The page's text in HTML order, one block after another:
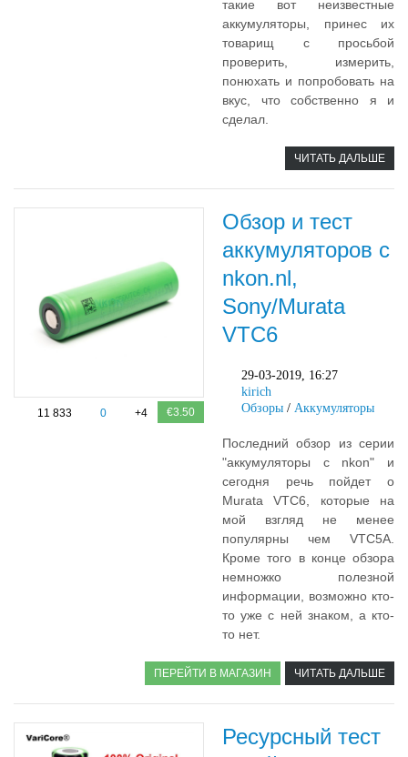
такие вот неизвестные
аккумуляторы, принес их
товарищ с просьбой
проверить, измерить,
понюхать и попробовать на
вкус, что собственно я и
сделал.
ЧИТАТЬ ДАЛЬШЕ
11 833 0 +4 €3.50
Обзор и тест
аккумуляторов с
nkon.nl,
Sony/Murata
VTC6
29-03-2019, 16:27
kirich
Обзоры / Аккумуляторы
Последний обзор из серии
"аккумуляторы с nkon" и
сегодня речь пойдет о
Murata VTC6, которые на
мой взгляд не менее
популярны чем VTC5A.
Кроме того в конце обзора
немножко полезной
информации, возможно кто-
то уже с ней знаком, а кто-
то нет.
ПЕРЕЙТИ В МАГАЗИН ЧИТАТЬ ДАЛЬШЕ
Ресурсный тест